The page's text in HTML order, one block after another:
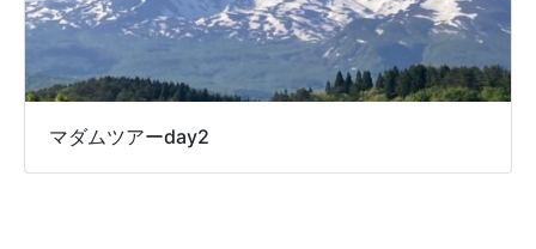
マダムツアーday2